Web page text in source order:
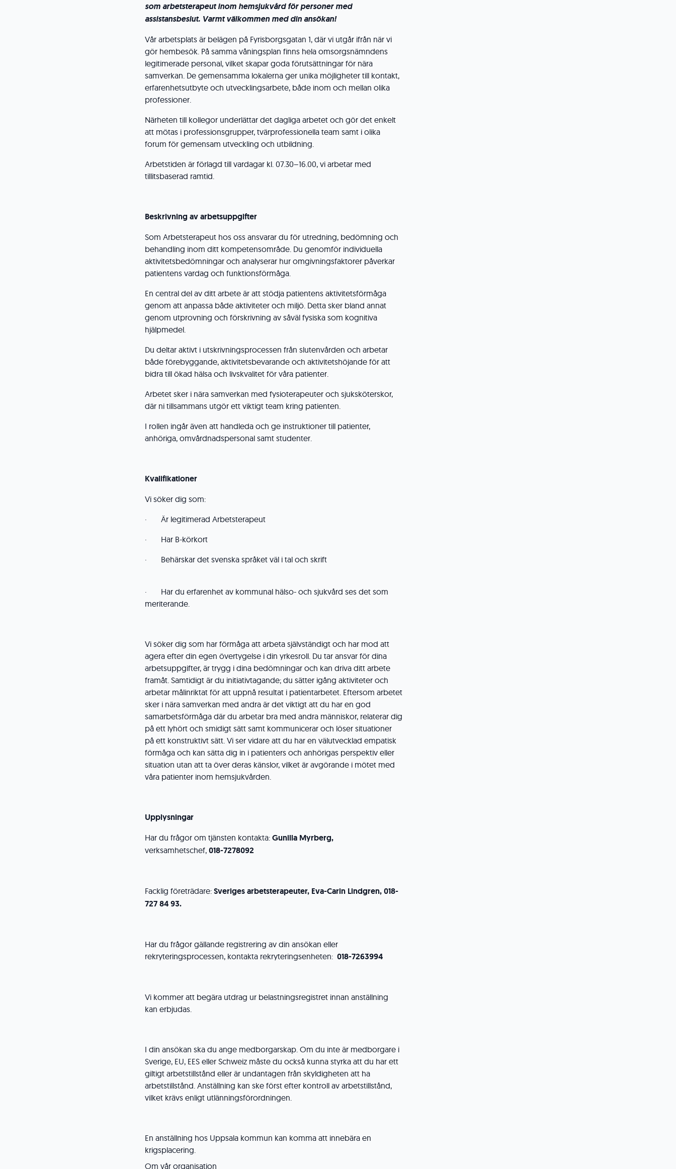
som arbetsterapeut inom hemsjukvård för personer med
assistansbeslut. Varmt välkommen med din ansökan!
Vår arbetsplats är belägen på Fyrisborgsgatan 1, där vi utgår ifrån när vi
gör hembesök. På samma våningsplan finns hela omsorgsnämndens
legitimerade personal, vilket skapar goda förutsättningar för nära
samverkan. De gemensamma lokalerna ger unika möjligheter till kontakt,
erfarenhetsutbyte och utvecklingsarbete, både inom och mellan olika
professioner.
Närheten till kollegor underlättar det dagliga arbetet och gör det enkelt
att mötas i professionsgrupper, tvärprofessionella team samt i olika
forum för gemensam utveckling och utbildning.
Arbetstiden är förlagd till vardagar kl. 07.30–16.00, vi arbetar med
tillitsbaserad ramtid.
Beskrivning av arbetsuppgifter
Som Arbetsterapeut hos oss ansvarar du för utredning, bedömning och
behandling inom ditt kompetensområde. Du genomför individuella
aktivitetsbedömningar och analyserar hur omgivningsfaktorer påverkar
patientens vardag och funktionsförmåga.
En central del av ditt arbete är att stödja patientens aktivitetsförmåga
genom att anpassa både aktiviteter och miljö. Detta sker bland annat
genom utprovning och förskrivning av såväl fysiska som kognitiva
hjälpmedel.
Du deltar aktivt i utskrivningsprocessen från slutenvården och arbetar
både förebyggande, aktivitetsbevarande och aktivitetshöjande för att
bidra till ökad hälsa och livskvalitet för våra patienter.
Arbetet sker i nära samverkan med fysioterapeuter och sjuksköterskor,
där ni tillsammans utgör ett viktigt team kring patienten.
I rollen ingår även att handleda och ge instruktioner till patienter,
anhöriga, omvårdnadspersonal samt studenter.
Kvalifikationer
Vi söker dig som:
· Är legitimerad Arbetsterapeut
· Har B-körkort
· Behärskar det svenska språket väl i tal och skrift
· Har du erfarenhet av kommunal hälso- och sjukvård ses det som
meriterande.
Vi söker dig som har förmåga att arbeta självständigt och har mod att
agera efter din egen övertygelse i din yrkesroll. Du tar ansvar för dina
arbetsuppgifter, är trygg i dina bedömningar och kan driva ditt arbete
framåt. Samtidigt är du initiativtagande; du sätter igång aktiviteter och
arbetar målinriktat för att uppnå resultat i patientarbetet. Eftersom arbetet
sker i nära samverkan med andra är det viktigt att du har en god
samarbetsförmåga där du arbetar bra med andra människor, relaterar dig
på ett lyhört och smidigt sätt samt kommunicerar och löser situationer
på ett konstruktivt sätt. Vi ser vidare att du har en välutvecklad empatisk
förmåga och kan sätta dig in i patienters och anhörigas perspektiv eller
situation utan att ta över deras känslor, vilket är avgörande i mötet med
våra patienter inom hemsjukvården.
Upplysningar
Har du frågor om tjänsten kontakta: Gunilla Myrberg,
verksamhetschef, 018-7278092
Facklig företrädare: Sveriges arbetsterapeuter, Eva-Carin Lindgren, 018-
727 84 93.
Har du frågor gällande registrering av din ansökan eller
rekryteringsprocessen, kontakta rekryteringsenheten: 018-7263994
Vi kommer att begära utdrag ur belastningsregistret innan anställning
kan erbjudas.
I din ansökan ska du ange medborgarskap. Om du inte är medborgare i
Sverige, EU, EES eller Schweiz måste du också kunna styrka att du har ett
giltigt arbetstillstånd eller är undantagen från skyldigheten att ha
arbetstillstånd. Anställning kan ske först efter kontroll av arbetstillstånd,
vilket krävs enligt utlänningsförordningen.
En anställning hos Uppsala kommun kan komma att innebära en
krigsplacering.
Om vår organisation